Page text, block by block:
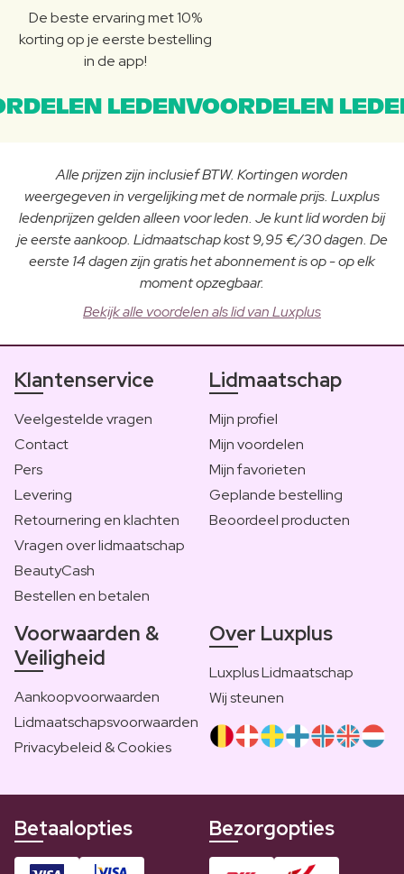
De beste ervaring met 10%
korting op je eerste bestelling
in de app!
LEDENVOORDELEN
Alle prijzen zijn inclusief BTW. Kortingen worden
weergegeven in vergelijking met de normale prijs. Luxplus
ledenprijzen gelden alleen voor leden. Je kunt lid worden bij
je eerste aankoop. Lidmaatschap kost 9,95 €/30 dagen. De
eerste 14 dagen zijn gratis het abonnement is op - op elk
moment opzegbaar.
Bekijk alle voordelen als lid van Luxplus
Klantenservice
Veelgestelde vragen
Contact
Pers
Levering
Retournering en klachten
Vragen over lidmaatschap
BeautyCash
Bestellen en betalen
Lidmaatschap
Mijn profiel
Mijn voordelen
Mijn favorieten
Geplande bestelling
Beoordeel producten
Voorwaarden &
Veiligheid
Aankoopvoorwaarden
Lidmaatschapsvoorwaarden
Privacybeleid & Cookies
Over Luxplus
Luxplus Lidmaatschap
Wij steunen
Betaalopties Bezorgopties